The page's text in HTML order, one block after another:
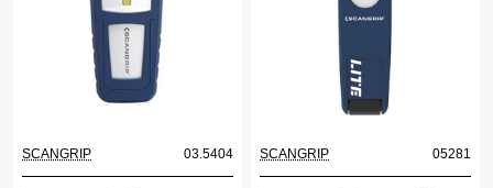
SCANGRIP 03.5404 SCANGRIP 05281